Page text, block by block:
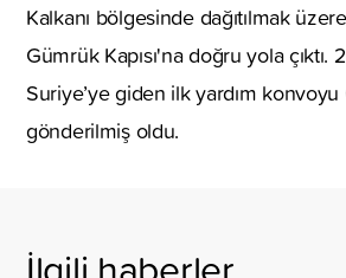
Kalkanı bölgesinde dağıtılmak
Gümrük Kapısı'na doğru yola çıktı.
Suriye’ye giden ilk yardım konvoyu
gönderilmiş oldu.